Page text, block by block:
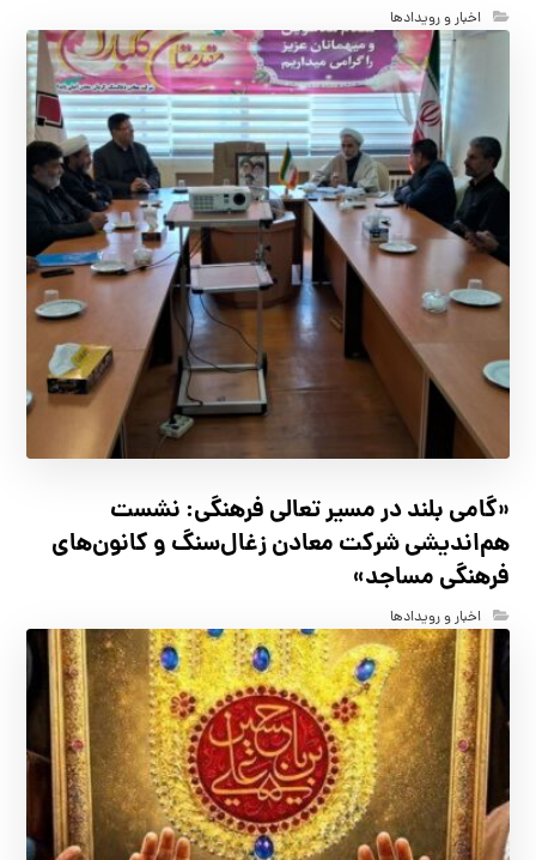
اخبار و رویدادها
«گامی بلند در مسیر تعالی فرهنگی: نشست
هم‌اندیشی شرکت معادن زغال‌سنگ و کانون‌های
فرهنگی مساجد»
اخبار و رویدادها